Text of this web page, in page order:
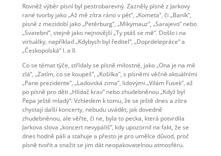
Rovněž výběr písní byl pestrobarevný. Zazněly písně z Jarkovy
rané tvorby jako „Až mě zítra ráno v pět“, „Kometa“, či „Baník“,
písně z mezidobí jako „Petěrburg“, „Mikymauz“, „Sarajevo“ nebo
„Svatební“, stejně jako nejnovější „Ty ptáš se mě“. Došlo i na
virtuálky, například „Kdybych byl ředitel“, „Doprdelepráce“ a
„Českopolská“ I. a II.
Co se témat týče, střídaly se písně milostné, jako „Ona je na mě
zlá“, „Zatím, co se koupeš“, „Košilka“, s písněmi věčně aktuálními
„Pane prezidente“, „Ladovská zima“, lidovými „Vilám Fusek“, až
po písně pro děti „Hlídač krav“ nebo zhudebněnou „Když byl
Pepa ještě mladý“. Vzhledem k tomu, že se ještě dnes a zítra
chystají další koncerty, nebudu uvádět, jak dovedně
zhudebněnou, ale věřte, či ne, byla to pecka, která potvrdila
Jarkova slova „koncert nevypáliš“, kdy upozornil na fakt, že se
dnes hodně pálí a stahuje a přesto je pro umělce důvod, proč
písně tvořit a snažit se jim dát neopakovatelnou atmosféru.